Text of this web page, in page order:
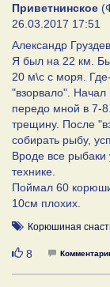
Приветнинское
26.03.2017 17:51
Александр
Я был на 22 км.
20 м\с с моря.
"взорвало".
передо мной в 7-
трещину. После
собирать рыбу,
Вроде все рыбаки
технике.
Поймал 60
10см плохих.
Корюшиная
Нравится
8